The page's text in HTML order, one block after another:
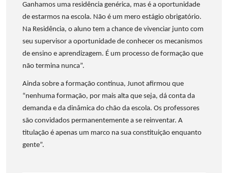
Ganhamos uma residência genérica, mas é a oportunidade
de estarmos na escola. Não é um mero estágio obrigatório.
Na Residência, o aluno tem a chance de vivenciar junto com
seu supervisor a oportunidade de conhecer os mecanismos
de ensino e aprendizagem. É um processo de formação que
não termina nunca”.
Ainda sobre a formação contínua, Junot afirmou que
“nenhuma formação, por mais alta que seja, dá conta da
demanda e da dinâmica do chão da escola. Os professores
são convidados permanentemente a se reinventar. A
titulação é apenas um marco na sua constituição enquanto
gente”.